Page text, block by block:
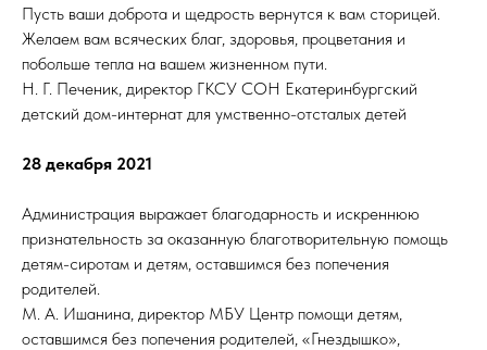
Пусть ваши доброта и щедрость вернутся к вам сторицей.
Желаем вам всяческих благ, здоровья, процветания и
побольше тепла на вашем жизненном пути.
Н. Г. Печеник, директор ГКСУ СОН Екатеринбургский
детский дом-интернат для умственно-отсталых детей
28 декабря 2021
Администрация выражает благодарность и искреннюю
признательность за оказанную благотворительную помощь
детям-сиротам и детям, оставшимся без попечения
родителей.
М. А. Ишанина, директор МБУ Центр помощи детям,
оставшимся без попечения родителей, «Гнездышко»,